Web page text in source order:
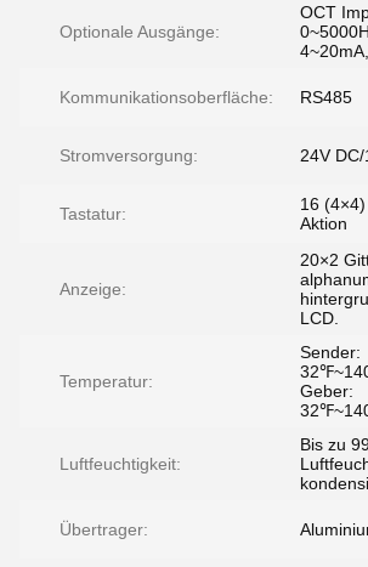
Optionale Ausgänge:
OCT
Kommunikationsoberfläche: RS485
Stromversorgung: 24V DC/
Tastatur:
16
Aktion
Anzeige:
20×2
LCD.
Temperatur:
Sender:
Geber:
Luftfeuchtigkeit:
Bis zu
Übertrager: